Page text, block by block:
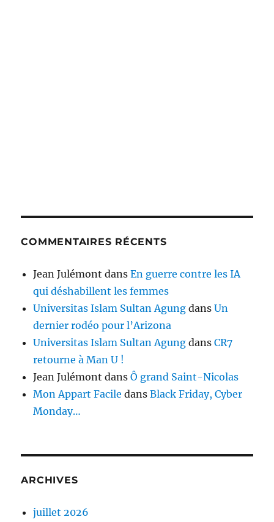
COMMENTAIRES RÉCENTS
Jean Julémont dansEn guerre contre les IA
qui déshabillent les femmes
Universitas Islam Sultan Agung dansUn
dernier rodéo pour l’Arizona
Universitas Islam Sultan Agung dansCR7
retourne à Man U !
Jean Julémont dansÔ grand Saint-Nicolas
Mon Appart Facile dansBlack Friday, Cyber
Monday…
ARCHIVES
juillet 2026